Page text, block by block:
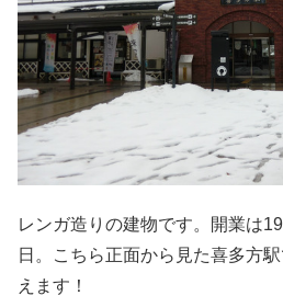
レンガ造りの建物です。開業は
日。こちら正面から見た喜多方
えます！